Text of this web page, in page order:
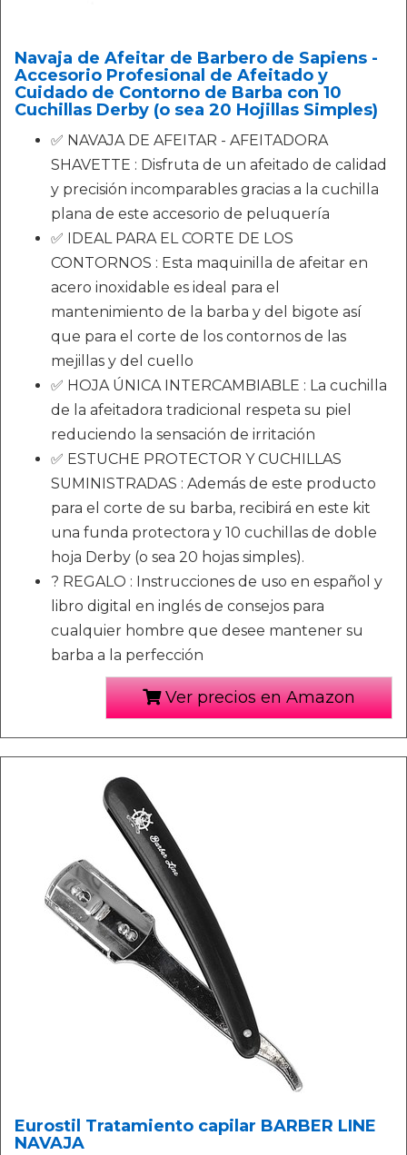
Navaja de Afeitar de Barbero de Sapiens -
Accesorio Profesional de Afeitado y
Cuidado de Contorno de Barba con 10
Cuchillas Derby (o sea 20 Hojillas Simples)
✅ NAVAJA DE AFEITAR - AFEITADORA
SHAVETTE : Disfruta de un afeitado de calidad
y precisión incomparables gracias a la cuchilla
plana de este accesorio de peluquería
✅ IDEAL PARA EL CORTE DE LOS
CONTORNOS : Esta maquinilla de afeitar en
acero inoxidable es ideal para el
mantenimiento de la barba y del bigote así
que para el corte de los contornos de las
mejillas y del cuello
✅ HOJA ÚNICA INTERCAMBIABLE : La cuchilla
de la afeitadora tradicional respeta su piel
reduciendo la sensación de irritación
✅ ESTUCHE PROTECTOR Y CUCHILLAS
SUMINISTRADAS : Además de este producto
para el corte de su barba, recibirá en este kit
una funda protectora y 10 cuchillas de doble
hoja Derby (o sea 20 hojas simples).
? REGALO : Instrucciones de uso en español y
libro digital en inglés de consejos para
cualquier hombre que desee mantener su
barba a la perfección
Ver precios en Amazon
Eurostil Tratamiento capilar BARBER LINE
NAVAJA